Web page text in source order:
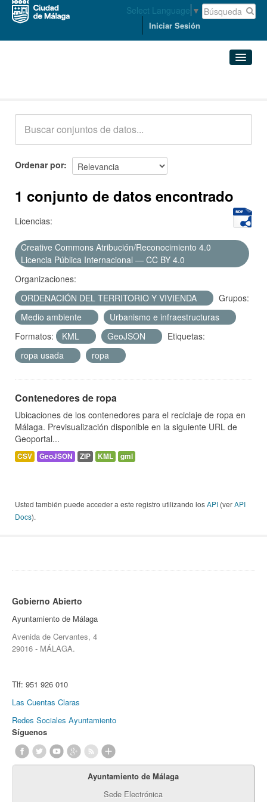
Select Language ▼
Iniciar Sesión
Acerca de
Ordenar por
1 conjunto de datos encontrado
Licencias:
Creative Commons Atribución/Reconocimiento 4.0
Licencia Pública Internacional — CC BY 4.0
Organizaciones:
ORDENACIÓN DEL TERRITORIO Y VIVIENDA
Grupos:
Medio ambiente
Urbanismo e infraestructuras
Formatos:
KML GeoJSON
Etiquetas:
ropa usada
ropa
Contenedores de ropa
Ubicaciones de los contenedores para el reciclaje de ropa en
Málaga. Previsualización disponible en la siguiente URL de
Geoportal...
CSV GeoJSON ZIP KML gml
Usted también puede acceder a este registro utilizando losAPI (verAPI
Docs).
Gobierno Abierto
Ayuntamiento de Málaga
Avenida de Cervantes, 4
29016 - MÁLAGA.
Tlf: 951 926 010
Las Cuentas Claras
Redes Sociales Ayuntamiento
Síguenos
Ayuntamiento de Málaga
Sede Electrónica